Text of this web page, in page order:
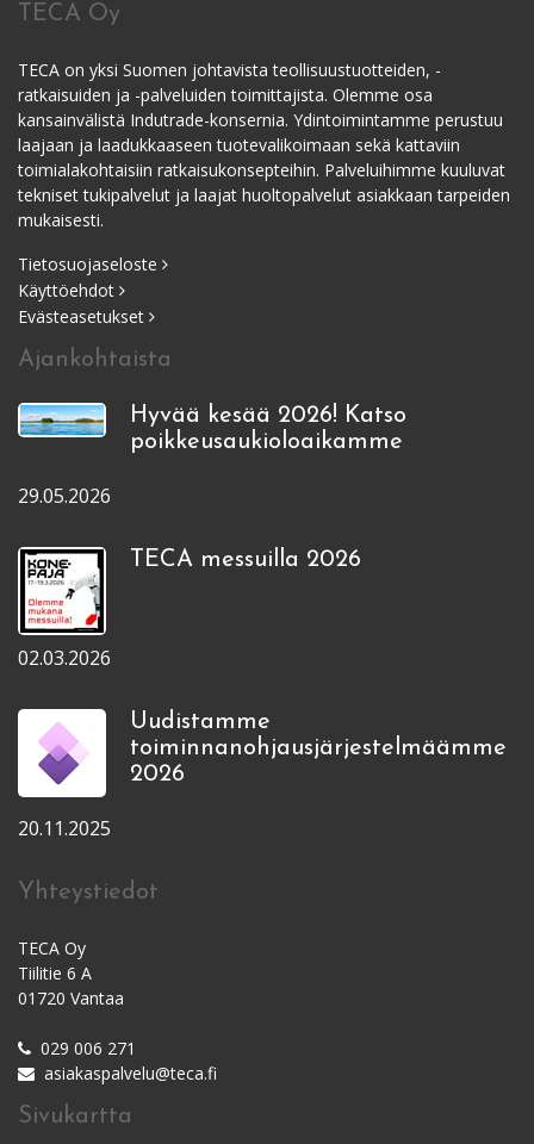
TECA Oy
TECA on yksi Suomen johtavista teollisuustuotteiden, -
ratkaisuiden ja -palveluiden toimittajista. Olemme osa
kansainvälistä Indutrade-konsernia. Ydintoimintamme perustuu
laajaan ja laadukkaaseen tuotevalikoimaan sekä kattaviin
toimialakohtaisiin ratkaisukonsepteihin. Palveluihimme kuuluvat
tekniset tukipalvelut ja laajat huoltopalvelut asiakkaan tarpeiden
mukaisesti.
Tietosuojaseloste
Käyttöehdot
Evästeasetukset
Ajankohtaista
Hyvää kesää 2026! Katso
poikkeusaukioloaikamme
29.05.2026
TECA messuilla 2026
02.03.2026
Uudistamme
toiminnanohjausjärjestelmäämme
2026
20.11.2025
Yhteystiedot
TECA Oy
Tiilitie 6 A
01720 Vantaa
029 006 271
asiakaspalvelu@teca.fi
Sivukartta